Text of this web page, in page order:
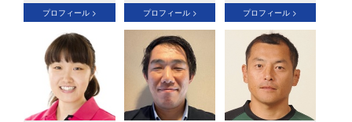
プロフィール > プロフィール > プロフィール >